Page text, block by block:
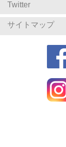
Twitter
サイトマップ